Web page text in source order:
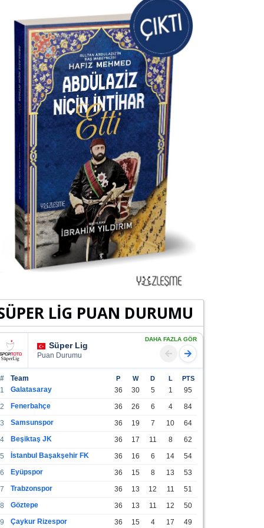
LİG PUAN DURUMU
Süper Lig
Puan Durumu
DAHA FAZLA GÖR
# Team P W D L PTS
1 Galatasaray 36 30 5 1
95
2
Fenerbahçe 36 26 6 4
84
3
Samsunspor 36 19 7 10
64
4
Beşiktaş JK 36 17 11 8
62
5
İstanbul Başakşehir FK 36 16 6 14
54
6
Eyüpspor 36 15 8 13
53
7
Trabzonspor 36 13 12 11
51
8
Göztepe 36 13 11 12
50
9
Çaykur Rizespor 36 15 4 17 49